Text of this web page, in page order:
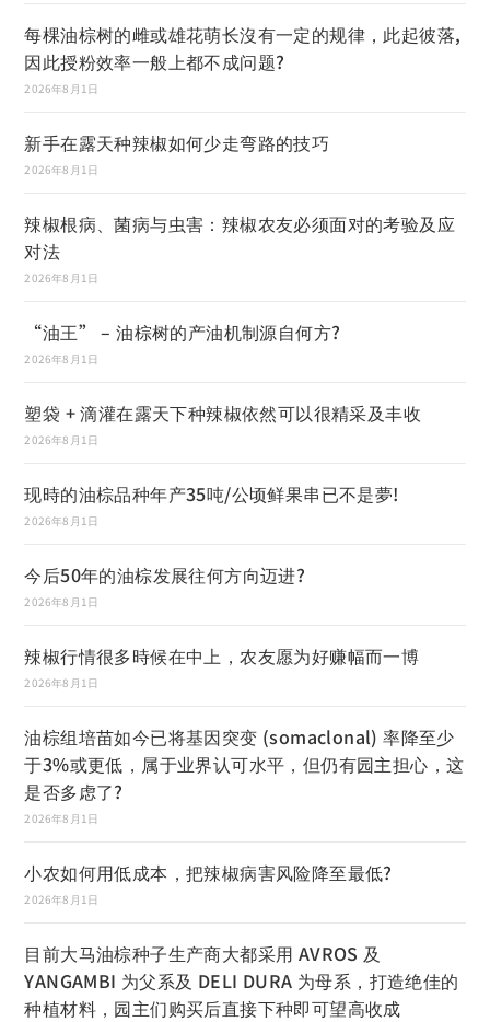
每棵油棕树的雌或雄花萌长沒有一定的规律，此起彼落,
因此授粉效率一般上都不成问题?
2026年8月1日
新手在露天种辣椒如何少走弯路的技巧
2026年8月1日
辣椒根病、菌病与虫害：辣椒农友必须面对的考验及应
对法
2026年8月1日
“油王” – 油棕树的产油机制源自何方?
2026年8月1日
塑袋 + 滴灌在露天下种辣椒依然可以很精采及丰收
2026年8月1日
现時的油棕品种年产35吨/公顷鲜果串已不是夢!
2026年8月1日
今后50年的油棕发展往何方向迈进?
2026年8月1日
辣椒行情很多時候在中上，农友愿为好赚幅而一博
2026年8月1日
油棕组培苗如今已将基因突变 (somaclonal) 率降至少
于3%或更低，属于业界认可水平，但仍有园主担心，这
是否多虑了?
2026年8月1日
小农如何用低成本，把辣椒病害风险降至最低?
2026年8月1日
目前大马油棕种子生产商大都采用 AVROS 及
YANGAMBI 为父系及 DELI DURA 为母系，打造绝佳的
种植材料，园主们购买后直接下种即可望高收成